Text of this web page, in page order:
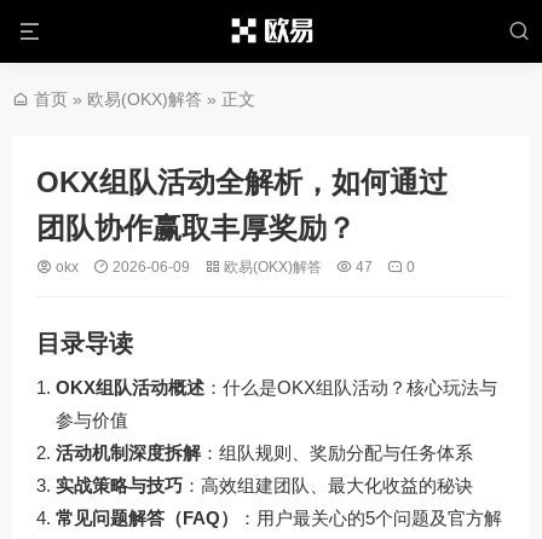
首页 » 欧易(OKX)解答 » 正文
OKX组队活动全解析，如何通过
团队协作赢取丰厚奖励？
okx 2026-06-09 欧易(OKX)解答 47 0
目录导读
OKX组队活动概述 ：什么是OKX组队活动？核心玩法与
参与价值
活动机制深度拆解：组队规则、奖励分配与任务体系
实战策略与技巧 ：高效组建团队、最大化收益的秘诀
常见问题解答（FAQ）
：用户最关心的5个问题及官方解